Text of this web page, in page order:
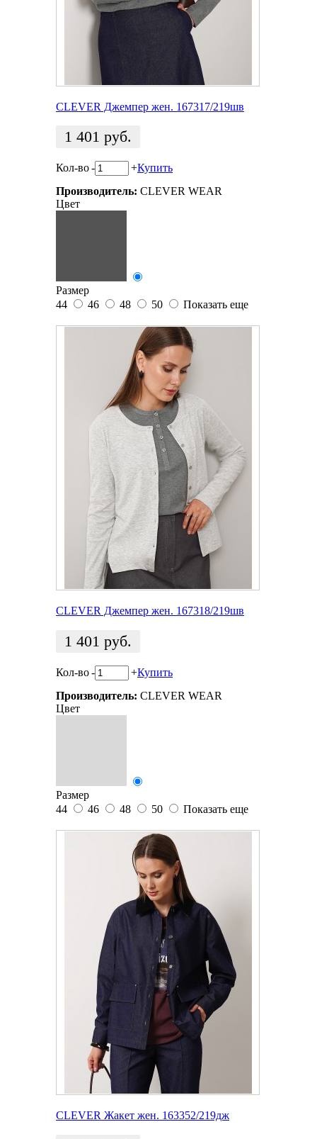
CLEVER Джемпер жен. 167317/219шв
1 401 руб.
Кол-во- +Купить
Производитель: CLEVER WEAR
Цвет
Размер
44
46 48 50 Показать еще
CLEVER Джемпер жен. 167318/219шв
1 401 руб.
Кол-во- +Купить
Производитель: CLEVER WEAR
Цвет
Размер
44
46 48 50 Показать еще
CLEVER Жакет жен. 163352/219дж